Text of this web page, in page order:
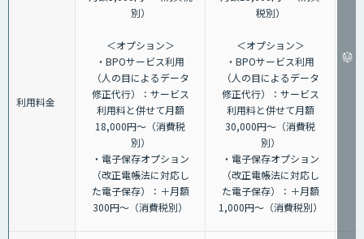
利用料金
別）
＜オプション＞
・BPOサービス利用
（人の目によるデータ
修正代行）：サービス
利用料と併せて月額
18,000円～（消費税
別）
・電子保存オプション
（改正電帳法に対応し
た電子保存）：＋月額
300円～（消費税別）
税別）
＜オプション＞
・BPOサービス利用
（人の目によるデータ
修正代行）：サービス
利用料と併せて月額
30,000円～（消費税
別）
・電子保存オプション
（改正電帳法に対応し
た電子保存）：＋月額
1,000円～（消費税別）